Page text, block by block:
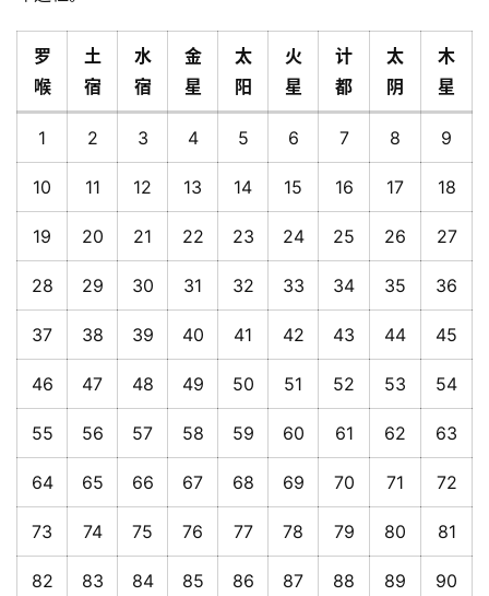
罗
喉
土
宿
水
宿
金
星
太
阳
火
星
计
都
太
阴
木
星
1 2 3 4 5 6 7 8 9
10 11 12 13 14 15 16 17 18
19 20 21 22 23 24 25 26 27
28 29 30 31 32 33 34 35 36
37 38 39 40 41 42 43 44 45
46 47 48 49 50 51 52 53 54
55 56 57 58 59 60 61 62 63
64 65 66 67 68 69 70 71 72
73 74 75 76 77 78 79 80 81
82 83 84 85 86 87 88 89 90